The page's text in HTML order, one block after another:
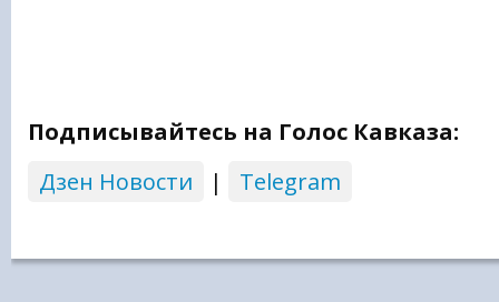
Подписывайтесь на Голос Кавказа:
Дзен Новости
| Telegram